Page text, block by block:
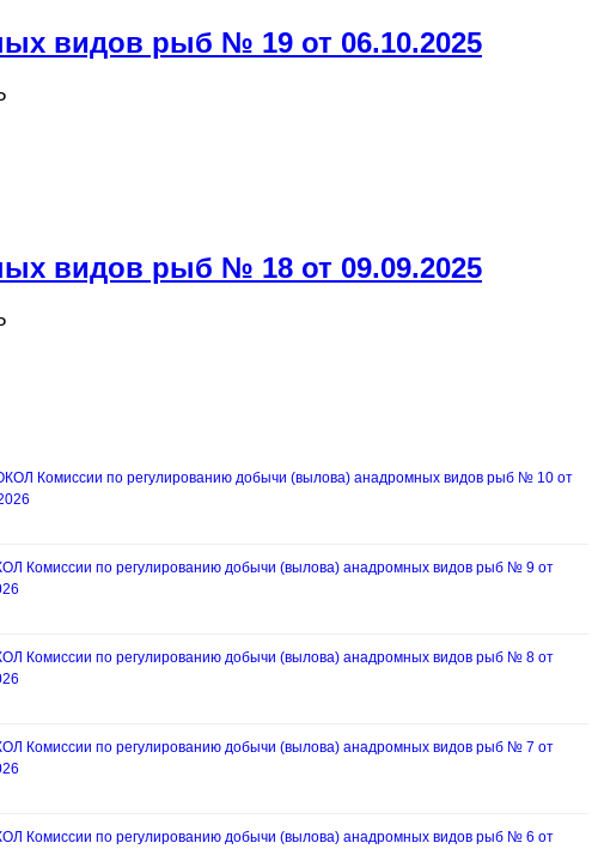
видов рыб № 19 от 06.10.2025
видов рыб № 18 от 09.09.2025
Комиссии по регулированию добычи (вылова) анадромных видов рыб № 10 от
Комиссии по регулированию добычи (вылова) анадромных видов рыб № 9 от
Комиссии по регулированию добычи (вылова) анадромных видов рыб № 8 от
Комиссии по регулированию добычи (вылова) анадромных видов рыб № 7 от
Комиссии по регулированию добычи (вылова) анадромных видов рыб № 6 от